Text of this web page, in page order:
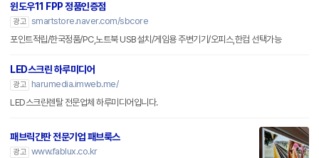
윈도우11 FPP 정품인증점
광고 smartstore.naver.com/sbcore
포인트적립/한국정품/PC,노트북 USB설치/게임용 주변기기/오피스,한컴 선택가능
LED스크린 하루미디어
광고
harumedia.imweb.me/
LED스크린렌탈 전문업체 하루미디어입니다.
패브릭간판 전문기업 패브룩스
광고 www.fablux.co.kr